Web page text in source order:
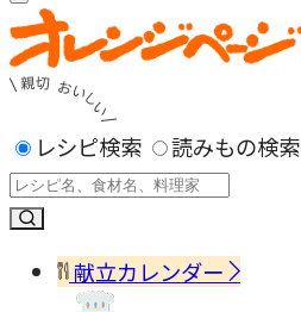
レシピ検索 読みもの検索
献立カレンダー